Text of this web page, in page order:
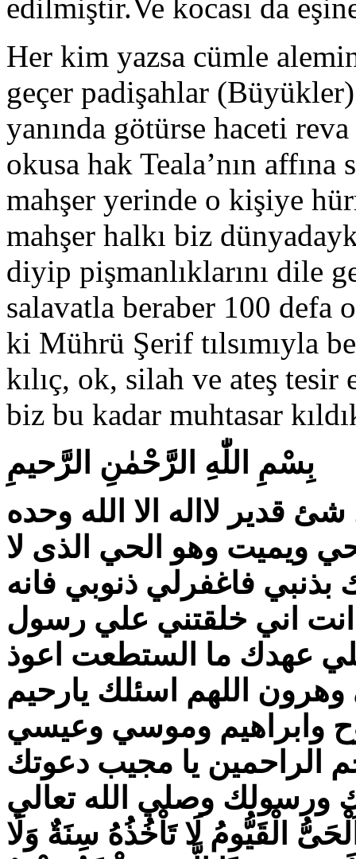
edilmiştir.Ve kocası da
Her kim yazsa cümle
geçer padişahlar
yanında götürse haceti
okusa hak Teala’nın
mahşer yerinde o kişiye
mahşer halkı biz
diyip pişmanlıklarını dile
salavatla beraber 100 defa
ki Mührü Şerif tılsımıyla
kılıç, ok, silah ve ateş
biz bu kadar muhtasar
بِسْمِ اللّٰهِ الرَّحْمٰنِ الرَّحيمِ
قدير لااله الا الله وحده
ويميت وهو الحي الذى لا
فاغفرلي ذنوبي فانه
انت اني خلقتني علي رسول
علي عهدك ما الستطعت اعوذ
اللهم اسئلك يارحيم
وابراهيم وموسي وعيسي
الراحمين يا مجيب دعوتك
ورسولك وصلي الله تعالي
اَلْحَیُّ الْقَيُّومُ لَا تَاْخُذُهُ سِنَةٌ وَلَا